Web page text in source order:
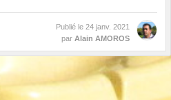
Publié le 24 janv. 2021
par Alain AMOROS